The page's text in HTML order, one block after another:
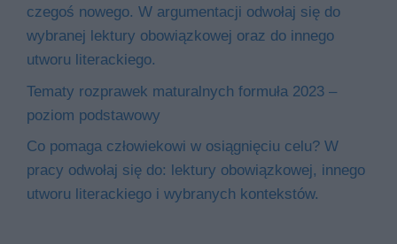
czegoś nowego. W argumentacji odwołaj się do
wybranej lektury obowiązkowej oraz do innego
utworu literackiego.
Tematy rozprawek maturalnych formuła 2023 –
poziom podstawowy
Co pomaga człowiekowi w osiągnięciu celu? W
pracy odwołaj się do: lektury obowiązkowej, innego
utworu literackiego i wybranych kontekstów.